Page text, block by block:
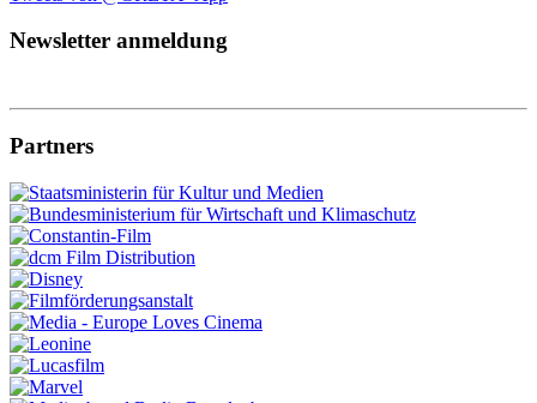
Newsletter anmeldung
Partners